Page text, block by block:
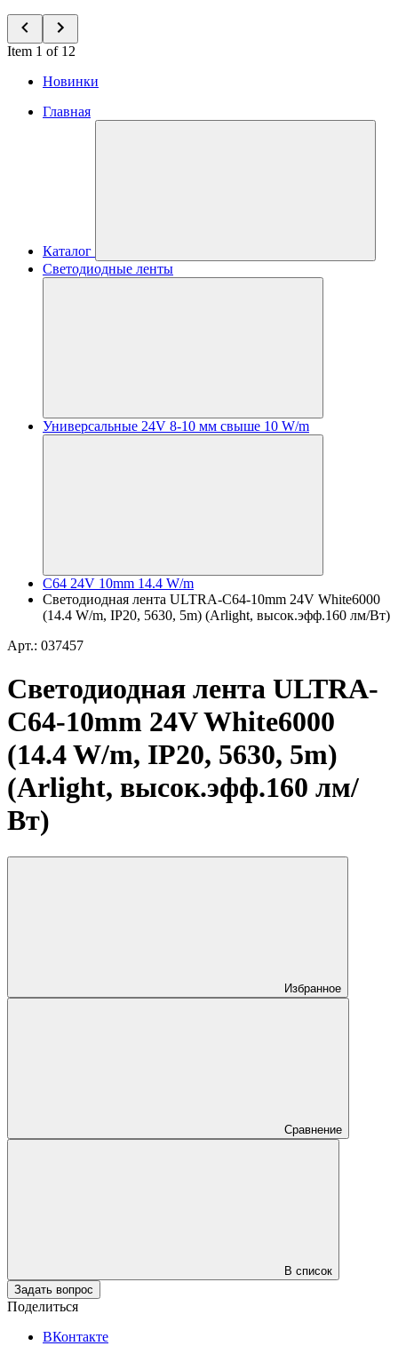
Item 1 of 12
Новинки
Главная
Каталог
Светодиодные ленты
Универсальные 24V 8-10 мм свыше 10 W/m
C64 24V 10mm 14.4 W/m
Светодиодная лента ULTRA-C64-10mm 24V White6000
(14.4 W/m, IP20, 5630, 5m) (Arlight, высок.эфф.160 лм/Вт)
Арт.: 037457
Светодиодная лента ULTRA-
C64-10mm 24V White6000
(14.4 W/m, IP20, 5630, 5m)
(Arlight, высок.эфф.160 лм/
Вт)
Избранное
Сравнение
В список
Задать вопрос
Поделиться
ВКонтакте